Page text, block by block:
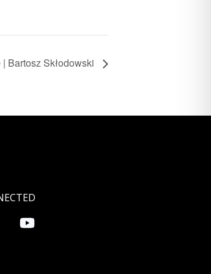
Bartosz Skłodowski